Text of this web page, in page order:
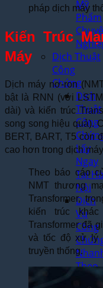
Mỹ
Phẩm
Dịch Thuật
Công
Chứng
Dịch
Thuật
Công
Lấy
Ngay
Tại Hà
Nội
Dịch
Vụ
Công
Theo
pháp dịch máy
Kiến Trúc
Máy
Dịch máy nơ-ron
bật là RNN (với
dài) và kiến trúc
song song hiệu quả).
BERT, BART, T5 còn
cao hơn trong dịch
Theo báo cáo
NMT thương
Transformer,
kiến trúc
Transformer đã
và tốc độ xử lý
truyền thống.